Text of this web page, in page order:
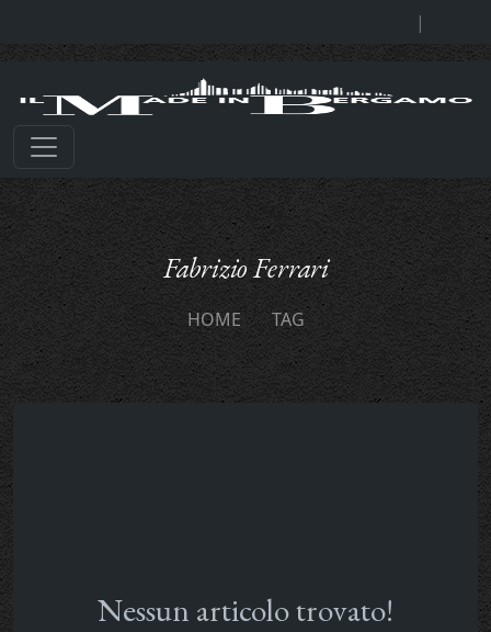
|
Fabrizio Ferrari
HOME TAG
Nessun articolo trovato!